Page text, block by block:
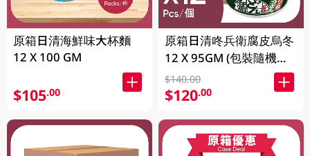
原箱日清海鮮味大杯麵
12 X 100 GM
$105.00
原箱日清咚兵衛腐皮烏冬
12 X 95GM (包裝隨機發
放) (有效期至2026年8月
9號)
$140.00
$120.00